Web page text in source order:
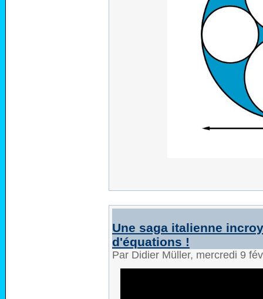
Une saga italienne
d'équations !
Par Didier Müller, mercredi 9